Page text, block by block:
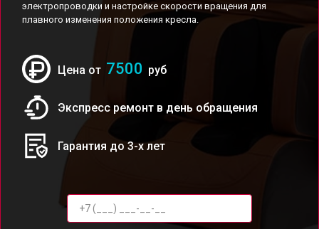
электропроводки и настройке скорости вращения для
плавного изменения положения кресла.
Цена от 7500 руб
Экспресс ремонт в день обращения
Гарантия до 3-х лет